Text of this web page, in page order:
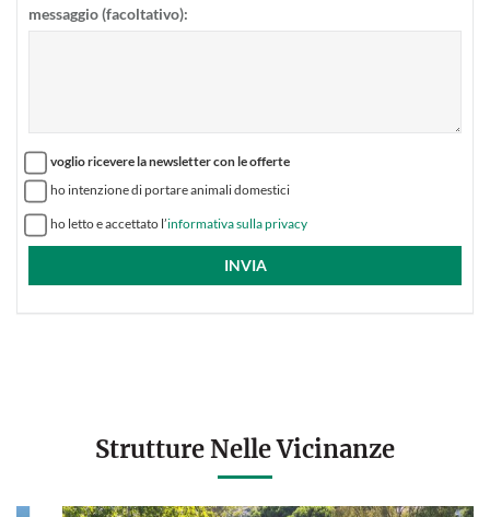
messaggio (facoltativo):
voglio ricevere la newsletter con le offerte
ho intenzione di portare animali domestici
ho letto e accettato l’informativa sulla privacy
Strutture Nelle Vicinanze